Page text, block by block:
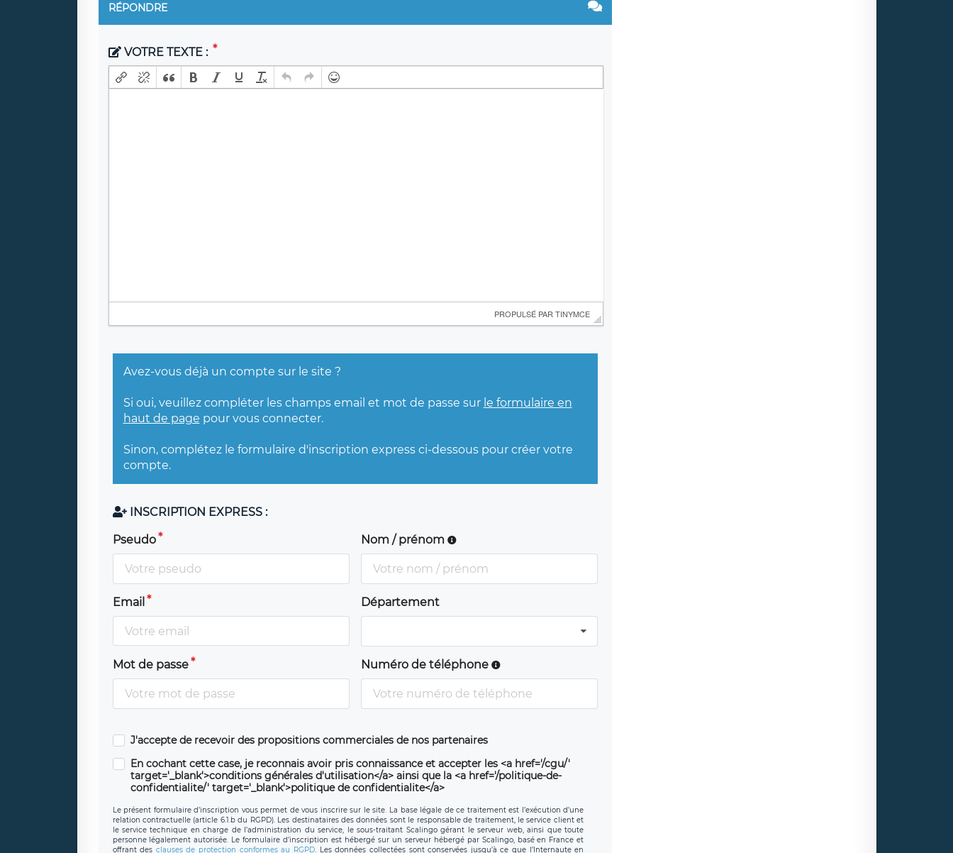
RÉPONDRE
VOTRE TEXTE :
PROPULSÉ PAR TINYMCE
Avez-vous déjà un compte sur le site ?
Si oui, veuillez compléter les champs email et mot de passe sur le formulaire en
haut de page pour vous connecter.
Sinon, complétez le formulaire d'inscription express ci-dessous pour créer votre
compte.
INSCRIPTION EXPRESS :
Pseudo Nom / prénom
Email Département
Mot de passe Numéro de téléphone
J'accepte de recevoir des propositions commerciales de nos partenaires
En cochant cette case, je reconnais avoir pris connaissance et accepter les <a href='/cgu/'
target='_blank'>conditions générales d'utilisation</a> ainsi que la <a href='/politique-de-
confidentialite/' target='_blank'>politique de confidentialite</a>
Le présent formulaire d’inscription vous permet de vous inscrire sur le site. La base légale de ce traitement est l’exécution d’une
relation contractuelle (article 6.1.b du RGPD). Les destinataires des données sont le responsable de traitement, le service client et
le service technique en charge de l’administration du service, le sous-traitant Scalingo gérant le serveur web, ainsi que toute
personne légalement autorisée. Le formulaire d’inscription est hébergé sur un serveur hébergé par Scalingo, basé en France et
offrant des clauses de protection conformes au RGPD. Les données collectées sont conservées jusqu’à ce que l’Internaute en